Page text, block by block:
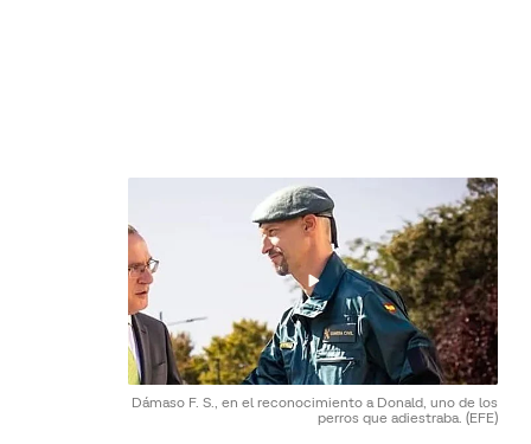
Dámaso F. S., en el reconocimiento a Donald, uno de los
perros que adiestraba. (EFE)